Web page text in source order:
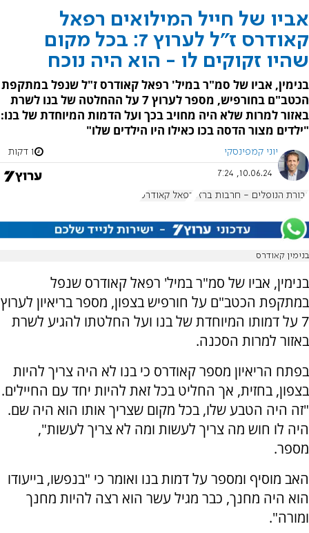
אביו של חייל המילואים רפאל
קאודרס ז"ל לערוץ 7: בכל מקום
שהיו זקוקים לו - הוא היה נוכח
בנימין, אביו של סמ"ר במיל' רפאל קאודרס ז"ל שנפל במתקפת
הכטב"ם בחורפיש, מספר לערוץ 7 על ההחלטה של בנו לשרת
באזור למרות שלא היה מחויב בכך ועל הדמות המיוחדת של בנו:
"ילדים מצור הדסה בכו כאילו היו הילדים שלו"
יוני קמפינסקי 1 דקות
10.06.24, 7:24
גבורת הנופלים - חרבות ברזל רפאל קאודרס
בנימין קאודרס
בנימין, אביו של סמ"ר במיל' רפאל קאודרס שנפל
במתקפת הכטב"ם על חורפיש בצפון, מספר בריאיון לערוץ
7 על דמותו המיוחדת של בנו ועל החלטתו להגיע לשרת
באזור למרות הסכנה.
בפתח הריאיון מספר קאודרס כי בנו לא היה צריך להיות
בצפון, בחזית, אך החליט בכל זאת להיות יחד עם החיילים.
"זה היה הטבע שלו, בכל מקום שצריך אותו הוא היה שם.
היה לו חוש מה צריך לעשות ומה לא צריך לעשות",
מספר.
האב מוסיף ומספר על דמות בנו ואומר כי "בנפשו, בייעודו
הוא היה מחנך, כבר מגיל עשר הוא רצה להיות מחנך
ומורה".